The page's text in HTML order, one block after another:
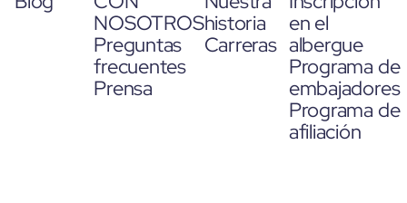
NOSOTROS
Preguntas
frecuentes
Prensa
historia
Carreras
en el
albergue
Programa de
embajadores
Programa de
afiliación